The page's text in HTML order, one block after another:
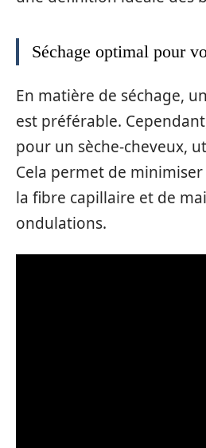
Séchage optimal pour
En matière de séchage,
est préférable.
pour un sèche-cheveux,
Cela permet de
la fibre capillaire et de
ondulations.